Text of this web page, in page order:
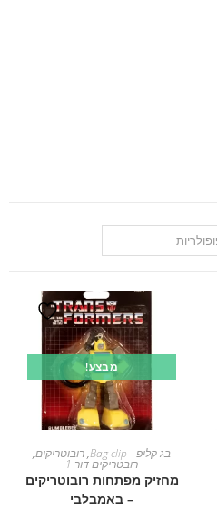
מבצע!
הוספה לסל בג קליפ - Bag clip ,רובוטריקים,
רובטריקים דור 1
מחזיק מפתחות רובוטריקים
– באמבלבי